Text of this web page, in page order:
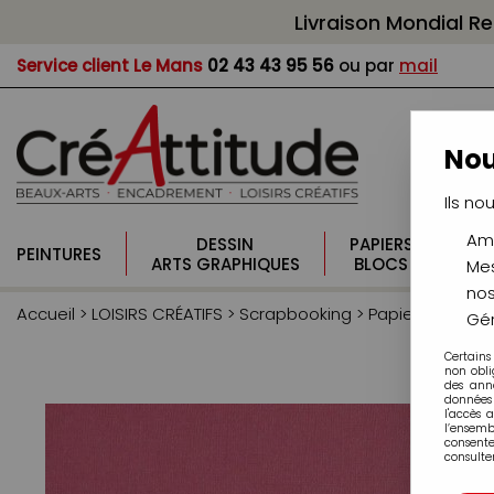
Livraison Mondial
Service client Le Mans 02 43 43 95 56 ou par mail
PEINTURES
DESSIN
ARTS GRAPHIQUES
PAPIERS
BLOCS
Accueil > LOISIRS CRÉATIFS > Scrapbooking > Papiers de
Ils
Certains
non
des
l'accès